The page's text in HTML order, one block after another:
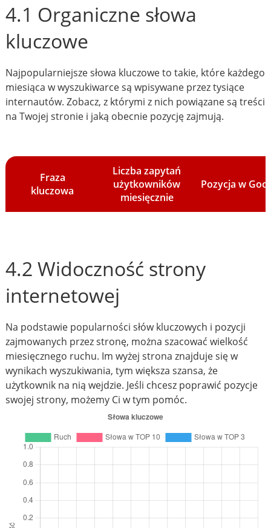
4.1 Organiczne słowa
kluczowe
Najpopularniejsze słowa kluczowe to takie, które każdego
miesiąca w wyszukiwarce są wpisywane przez tysiące
internautów. Zobacz, z którymi z nich powiązane są treści
na Twojej stronie i jaką obecnie pozycję zajmują.
Fraza
kluczowa
Liczba zapytań
użytkowników
miesięcznie
Pozycja w
4.2 Widoczność strony
internetowej
Na podstawie popularności słów kluczowych i pozycji
zajmowanych przez stronę, można szacować wielkość
miesięcznego ruchu. Im wyżej strona znajduje się w
wynikach wyszukiwania, tym większa szansa, że
użytkownik na nią wejdzie. Jeśli chcesz poprawić pozycje
swojej strony, możemy Ci w tym pomóc.